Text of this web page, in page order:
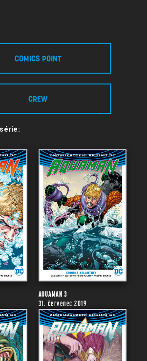
COMICS POINT
CREW
AQUAMAN 3
31. červenec 2019